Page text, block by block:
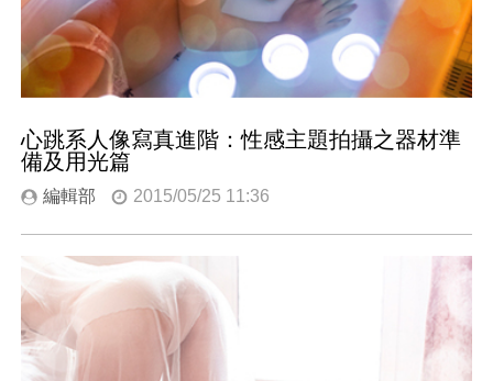
心跳系人像寫真進階：性感主題拍攝之器材準
備及用光篇
編輯部 2015/05/25 11:36